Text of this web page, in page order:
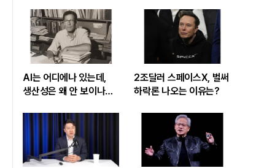
AI는 어디에나 있는데,
생산성은 왜 안 보이나…
‘솔로우 패러독스’
2조달러 스페이스X, 벌써
하락론 나오는 이유는?